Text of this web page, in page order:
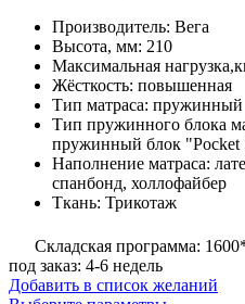
15,200
–
28,400
руб.
Производитель: Вега
Высота, мм: 210
Максимальная
Жёсткость: повышенная
Тип матраса: пружинный
Тип пружинного блока
пружинный блок "Pocket
Наполнение матраса:
спанбонд, холлофайбер
Ткань: Трикотаж
Складская программа:
под заказ: 4-6 недель
Добавить в список желаний